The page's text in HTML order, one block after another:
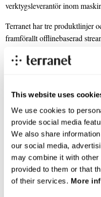
This website uses
We use cookies to
provide social media
We also share
our social media,
may combine it with other
provided to them or that
of their services. More
verktygsleverantör inom
Terranet har tre produktlinjer
framförallt offlinebaserad
säkerhet när det gäller bättre
connectivity SDK, för olika
offline mode med och utan
en inbäddad mjukvarumodul
för avancerad offlinebaserat
för civilt och militärt bruk.
På Consumer IoT-sidan
Googles senaste release av